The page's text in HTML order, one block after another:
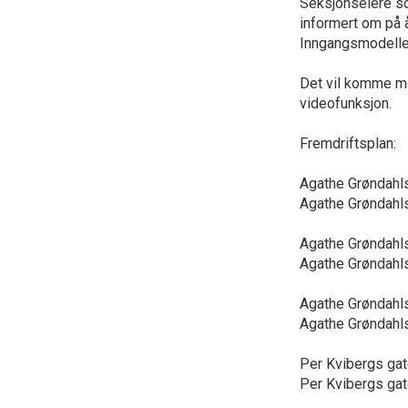
informert om på
Det vil komme
videofunksjon.
Fremdriftsplan:
Agathe
Agathe
Agathe
Agathe
Agathe
Agathe
Per Kvibergs
Per Kvibergs